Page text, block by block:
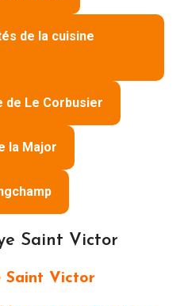
de la cuisine
de Le Corbusier
la Major
Saint Victor
Saint Victor